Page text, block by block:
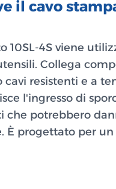
il cavo
10SL-4S viene
Collega
cavi resistenti e a
l'ingresso di
che potrebbero
È progettato per un